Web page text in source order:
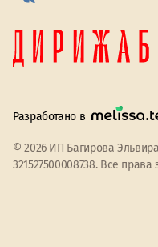
Разработано в
© 2026 ИП Багирова
321527500008738. Все